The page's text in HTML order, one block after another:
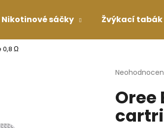
Nikotinové sáčky Žvýkací tabák
0,8 Ω
Průměrné
produktu
je
z
Oree
Co potřebujete najít?